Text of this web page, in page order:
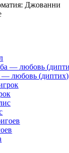
Джованни
— любовь (диптих)